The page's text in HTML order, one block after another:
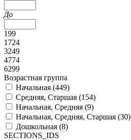
До
199
1724
3249
4774
6299
Возрастная группа
Начальная (449)
Средняя, Старшая (154)
Начальная, Средняя (9)
Начальная, Средняя, Старшая (30)
Дошкольная (8)
SECTIONS_IDS